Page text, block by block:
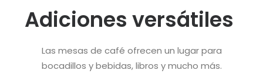
Adiciones versátiles
Las mesas de café ofrecen un lugar para
bocadillos y bebidas, libros y mucho más.